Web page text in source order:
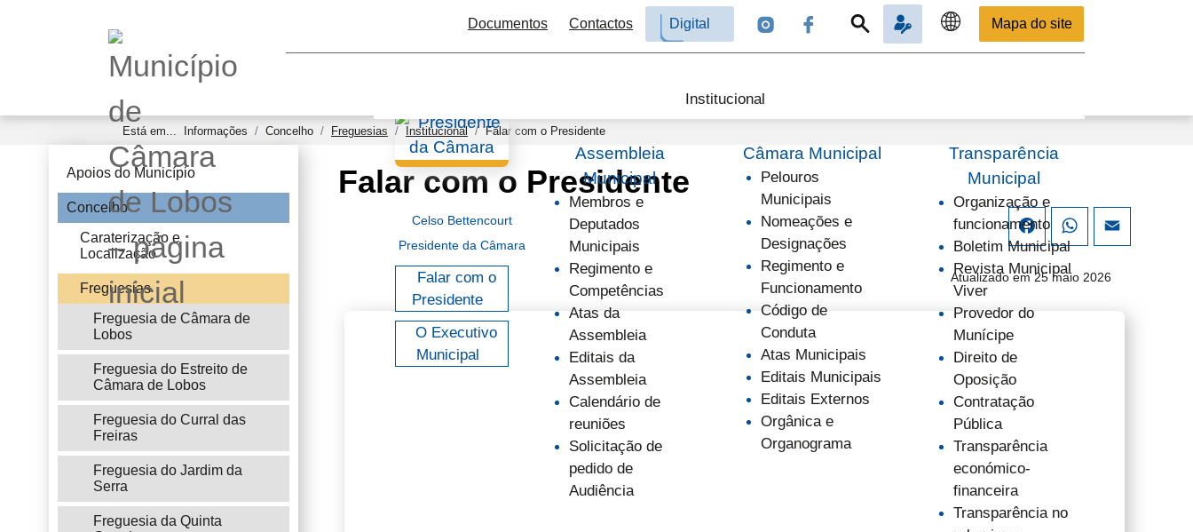
Documentos Contactos Digital Mapa do site
Institucional
Celso Bettencourt
Presidente da Câmara
Falar com o
Presidente
O Executivo
Municipal
Assembleia
Municipal
Membros e
Deputados
Municipais
Regimento e
Competências
Atas da
Assembleia
Editais da
Assembleia
Calendário de
reuniões
Solicitação de
pedido de
Audiência
Câmara Municipal
Pelouros
Municipais
Nomeações e
Designações
Regimento e
Funcionamento
Código de
Conduta
Atas Municipais
Editais Municipais
Editais Externos
Orgânica e
Organograma
Transparência
Municipal
Organização e
funcionamento
Boletim Municipal
Revista Municipal
Viver
Provedor do
Munícipe
Direito de
Oposição
Contratação
Pública
Transparência
económico-
financeira
Transparência no
Está em... Informações Concelho Freguesias Institucional Falar com o Presidente
Apoios do Município
Concelho
Caraterização e
Localização
Freguesias
Freguesia de Câmara de
Lobos
Freguesia do Estreito de
Câmara de Lobos
Freguesia do Curral das
Freiras
Freguesia do Jardim da
Serra
Freguesia da Quinta
FacebookWhatsApp
Falar com o Presidente
Atualizado em 25 maio 2026